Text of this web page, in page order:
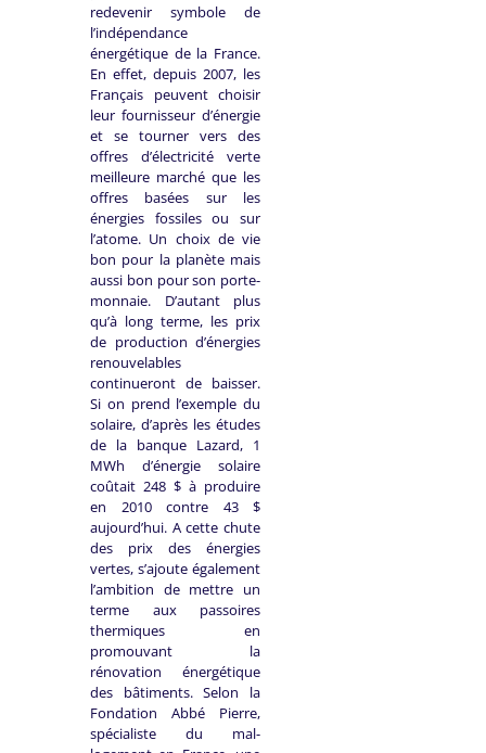
redevenir symbole de
l’indépendance
énergétique de la France.
En effet, depuis 2007, les
Français peuvent choisir
leur fournisseur d’énergie
et se tourner vers des
offres d’électricité verte
meilleure marché que les
offres basées sur les
énergies fossiles ou sur
l’atome. Un choix de vie
bon pour la planète mais
aussi bon pour son porte-
monnaie. D’autant plus
qu’à long terme, les prix
de production d’énergies
renouvelables
continueront de baisser.
Si on prend l’exemple du
solaire, d’après les études
de la banque Lazard, 1
MWh d’énergie solaire
coûtait 248 $ à produire
en 2010 contre 43 $
aujourd’hui. A cette chute
des prix des énergies
vertes, s’ajoute également
l’ambition de mettre un
terme aux passoires
thermiques en
promouvant la
rénovation énergétique
des bâtiments. Selon la
Fondation Abbé Pierre,
spécialiste du mal-